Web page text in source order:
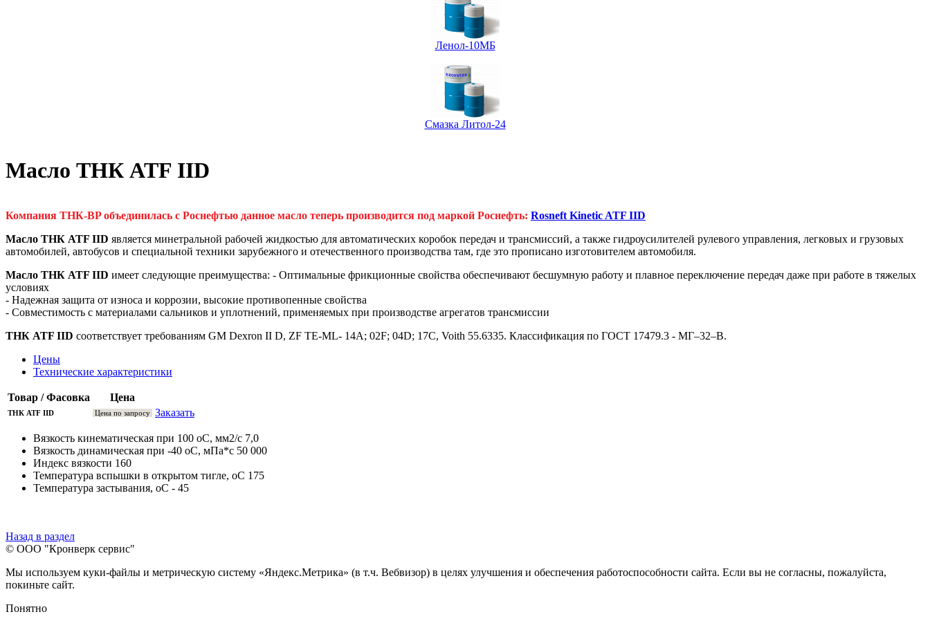
Ленол-10МБ
Смазка Литол-24
Масло ТНК ATF IID
Компания ТНК-BP объединилась с Роснефтью данное масло теперь производится под маркой Роснефть: Rosneft Kinetic ATF IID
Масло ТНК ATF IID является минетральной рабочей жидкостью для автоматических коробок передач и трансмиссий, а также гидроусилителей рулевого управления, легковых и грузовых
автомобилей, автобусов и специальной техники зарубежного и отечественного производства там, где это прописано изготовителем автомобиля.
Масло ТНК ATF IID имеет следующие преимущества: - Оптимальные фрикционные свойства обеспечивают бесшумную работу и плавное переключение передач даже при работе в тяжелых
условиях
- Надежная защита от износа и коррозии, высокие противопенные свойства
- Совместимость с материалами сальников и уплотнений, применяемых при производстве агрегатов трансмиссии
ТНК ATF IID соответствует требованиям GM Dexron II D, ZF TE-ML- 14A; 02F; 04D; 17C, Voith 55.6335. Классификация по ГОСТ 17479.3 - МГ–32–В.
Цены
Технические характеристики
Товар / Фасовка Цена
ТНК ATF IID Цена по запросу Заказать
Вязкость кинематическая при 100 оС, мм2/с 7,0
Вязкость динамическая при -40 оС, мПа*с 50 000
Индекс вязкости 160
Температура вспышки в открытом тигле, оС 175
Температура застывания, оС - 45
Назад в раздел
© ООО "Кронверк сервис"
Мы используем куки-файлы и метрическую систему «Яндекс.Метрика» (в т.ч. Вебвизор) в целях улучшения и обеспечения работоспособности сайта. Если вы не согласны, пожалуйста,
покиньте сайт.
Понятно